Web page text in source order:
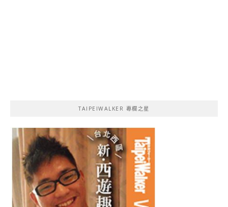
TAIPEIWALKER 專欄之星